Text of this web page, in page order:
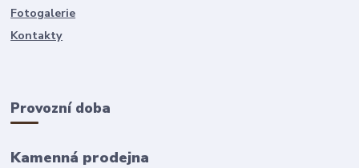
Fotogalerie
Kontakty
Provozní doba
Kamenná prodejna